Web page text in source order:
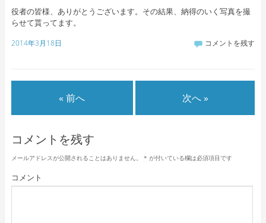
役者の皆様、ありがとうございます。その結果、納得のいく写真を撮
らせて貰ってます。
2014年3月18日 コメントを残す
« 前へ 次へ »
コメントを残す
メールアドレスが公開されることはありません。 * が付いている欄は必須項目です
コメント